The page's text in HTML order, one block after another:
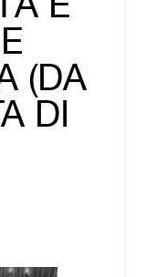
(DA
DI